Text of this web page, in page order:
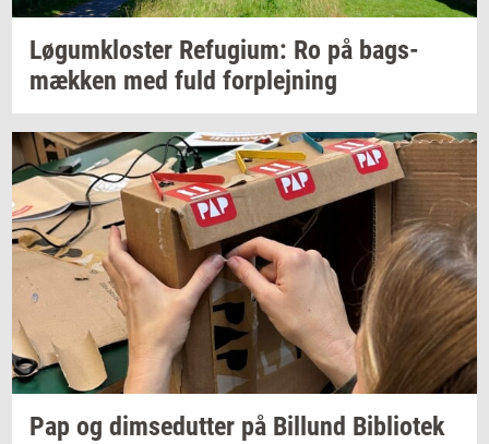
Løgum­klo­ster Re­fu­gi­um: Ro på bags­
mæk­ken med fuld for­plej­ning
Pap og dim­se­dut­ter på Bil­lund Bi­bli­o­tek